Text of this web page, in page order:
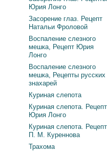
Юрия Лонго
Засорение глаз. Рецепт
Натальи Фроловой
Воспаление слезного
мешка, Рецепт Юрия
Лонго
Воспаление слезного
мешка, Рецепты русских
знахарей
Куриная слепота
Куриная слепота. Рецепт
Юрия Лонго
Куриная слепота. Рецепт
П. М. Куреннова
Трахома